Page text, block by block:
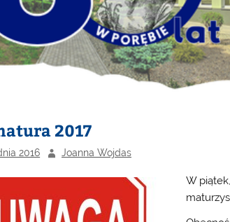
2017
2016 Joanna Wojdas
W